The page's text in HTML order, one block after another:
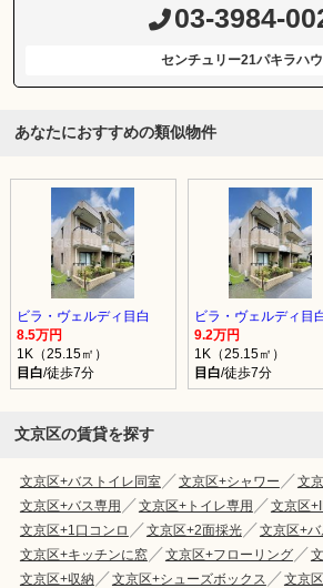
03-3984-
センチュリー21パキラハ
あなたにおすすめの類似物件
ビラ・ヴェルディ目白
8.5万円
1K（25.15㎡）
目白/徒歩7分
ビラ・ヴェルディ目
9.2万円
1K（25.15㎡）
目白/徒歩7分
文京区の賃貸を探す
文京区+バストイレ同室 文京区+シャワー
文
文京区+バス専用
文京区+トイレ専用
文京区
文京区+1口コンロ
文京区+2面採光
文京区+
文京区+キッチンに窓
文京区+フローリング
文京区+収納
文京区+シューズボックス
文京